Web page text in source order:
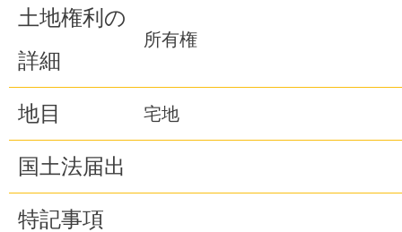
土地権利の
詳細
所有権
地目 宅地
国土法届出
特記事項